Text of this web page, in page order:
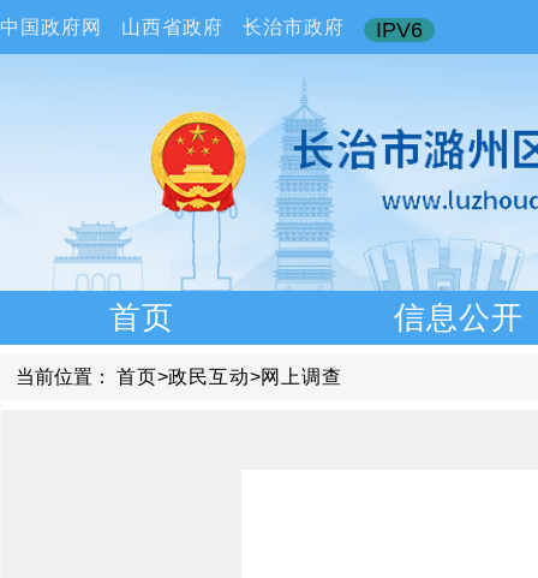
中国政府网 山西省政府 长治市政府 IPV6
首页 信息公开
当前位置： 首页>政民互动>网上调查